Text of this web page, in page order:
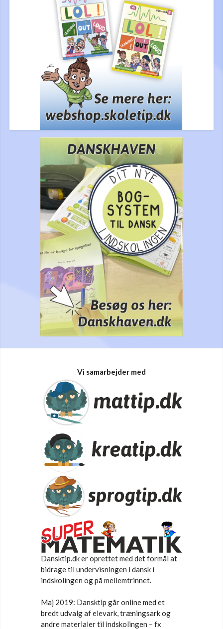
Vi samarbejder med
Dansktip.dk er oprettet med det formål at
bidrage til undervisningen i dansk i
indskolingen og på mellemtrinnet.
Maj 2019: Dansktip går online med et
bredt udvalg af elevark, træningsark og
andre materialer til indskolingen – fx